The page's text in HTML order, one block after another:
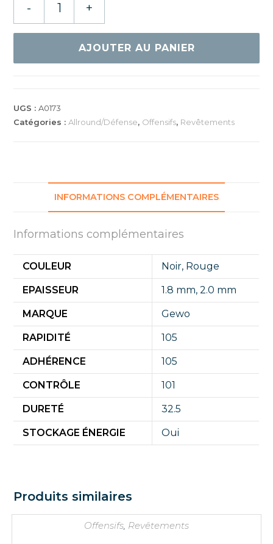
- +
AJOUTER AU PANIER
UGS :A0173
Catégories : Allround/Défense, Offensifs, Revêtements
INFORMATIONS COMPLÉMENTAIRES
Informations complémentaires
COULEUR Noir, Rouge
EPAISSEUR 1.8 mm,2.0 mm
MARQUE Gewo
RAPIDITÉ 105
ADHÉRENCE 105
CONTRÔLE 101
DURETÉ 32.5
STOCKAGE ÉNERGIE Oui
Produits similaires
Offensifs, Revêtements